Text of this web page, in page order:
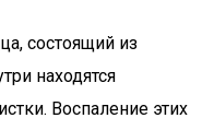
состоящий из
находятся
Воспаление этих